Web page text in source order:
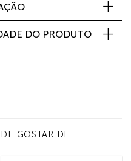
DO PRODUTO
GOSTAR DE…